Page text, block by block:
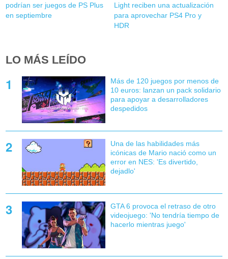
podrían ser juegos de PS Plus
en septiembre
Light reciben una actualización
para aprovechar PS4 Pro y
HDR
LO MÁS LEÍDO
Más de 120 juegos por menos de
10 euros: lanzan un pack solidario
para apoyar a desarrolladores
despedidos
Una de las habilidades más
icónicas de Mario nació como un
error en NES: 'Es divertido,
dejadlo'
GTA 6 provoca el retraso de otro
videojuego: 'No tendría tiempo de
hacerlo mientras juego'